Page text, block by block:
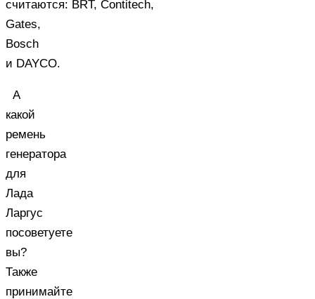
считаются: BRT, Contitech,
Gates,
Bosch
и DAYCO.
А
какой
ремень
генератора
для
Лада
Ларгус
посоветуете
вы?
Также
принимайте